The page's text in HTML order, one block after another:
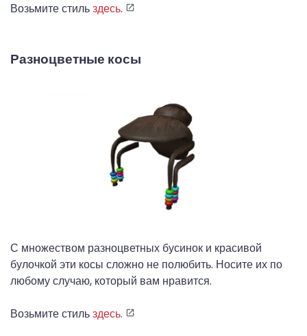
Возьмите стильздесь.
Разноцветные косы
С множеством разноцветных бусинок и красивой
булочкой эти косы сложно не полюбить. Носите их по
любому случаю, который вам нравится.
Возьмите стильздесь.